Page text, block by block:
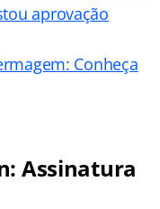
aprovação
Conheça
Assinatura